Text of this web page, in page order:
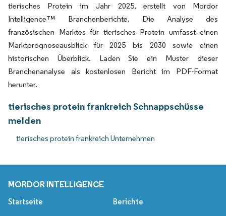
tierisches Protein im Jahr 2025, erstellt von Mordor
Intelligence™ Branchenberichte. Die Analyse des
französischen Marktes für tierisches Protein umfasst einen
Marktprognoseausblick für 2025 bis 2030 sowie einen
historischen Überblick. Laden Sie ein Muster dieser
Branchenanalyse als kostenlosen Bericht im PDF-Format
herunter.
tierisches protein frankreich Schnappschüsse
melden
tierisches protein frankreich Unternehmen
MORDOR INTELLIGENCE
Startseite Berichte